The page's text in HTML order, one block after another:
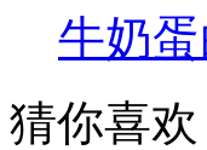
牛奶
猜你喜欢